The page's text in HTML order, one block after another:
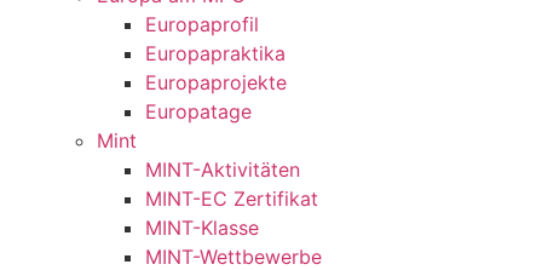
Europaprofil
Europapraktika
Europaprojekte
Europatage
Mint
MINT-Aktivitäten
MINT-EC Zertifikat
MINT-Klasse
MINT-Wettbewerbe